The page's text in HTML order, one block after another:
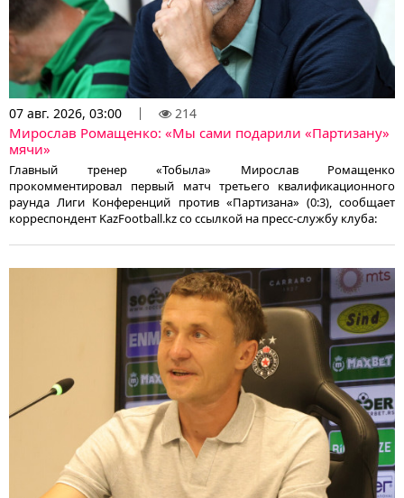
07 авг. 2026, 03:00 214
Мирослав Ромащенко: «Мы сами подарили «Партизану»
мячи»
Главный тренер «Тобыла» Мирослав Ромащенко
прокомментировал первый матч третьего квалификационного
раунда Лиги Конференций против «Партизана» (0:3), сообщает
корреспондент KazFootball.kz со ссылкой на пресс-службу клуба: